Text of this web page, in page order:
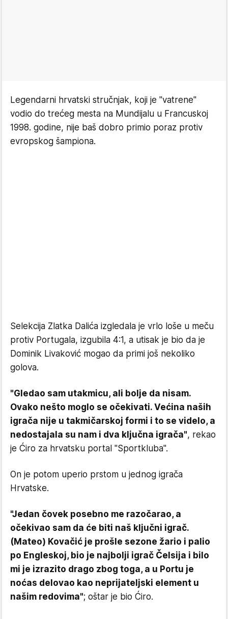
Legendarni hrvatski stručnjak, koji je "vatrene"
vodio do trećeg mesta na Mundijalu u Francuskoj
1998. godine, nije baš dobro primio poraz protiv
evropskog šampiona.
Selekcija Zlatka Dalića izgledala je vrlo loše u meču
protiv Portugala, izgubila 4:1, a utisak je bio da je
Dominik Livaković mogao da primi još nekoliko
golova.
"Gledao sam utakmicu, ali bolje da nisam.
Ovako nešto moglo se očekivati. Većina naših
igrača nije u takmičarskoj formi i to se videlo, a
nedostajala su nam i dva ključna igrača", rekao
je Ćiro za hrvatsku portal "Sportkluba".
On je potom uperio prstom u jednog igrača
Hrvatske.
"Jedan čovek posebno me razočarao, a
očekivao sam da će biti naš ključni igrač.
(Mateo) Kovačić je prošle sezone žario i palio
po Engleskoj, bio je najbolji igrač Čelsija i bilo
mi je izrazito drago zbog toga, a u Portu je
noćas delovao kao neprijateljski element u
našim redovima"; oštar je bio Ćiro.